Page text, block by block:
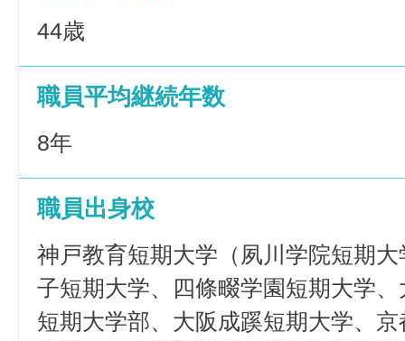
44歳
職員平均継続年数
8年
職員出身校
神戸教育短期大学（夙川学院短期
子短期大学、四條畷学園短期大学
短期大学部、大阪成蹊短期大学、